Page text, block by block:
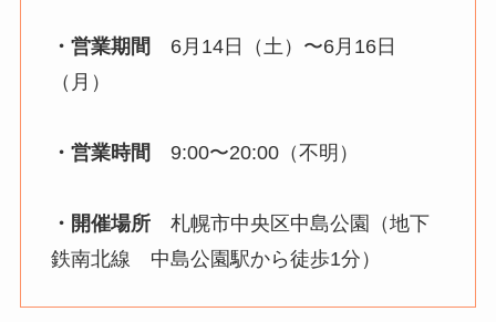
・営業期間 6月14日（土）〜6月16日
（月）
・営業時間 9:00〜20:00（不明）
・開催場所札幌市中央区中島公園（地下
鉄南北線 中島公園駅から徒歩1分）